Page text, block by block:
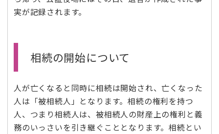
実が記録されます。
相続の開始について
人が亡くなると同時に相続は開始され、亡くなった
人は「被相続人」となります。相続の権利を持つ
人、つまり相続人は、被相続人の財産上の権利と義
務のいっさいを引き継ぐこととなります。相続とい